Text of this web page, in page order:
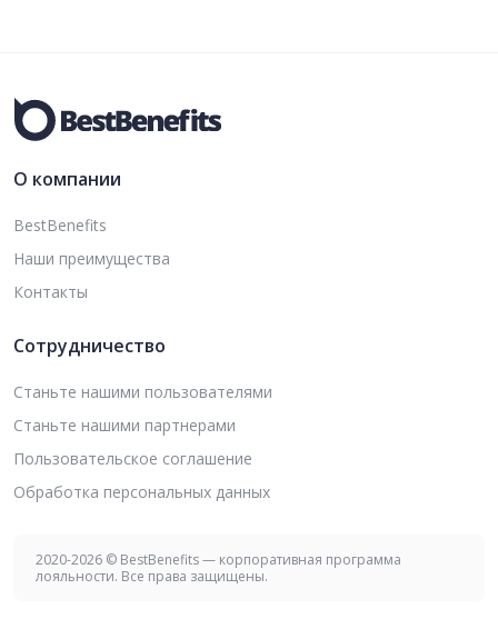
О компании
BestBenefits
Наши преимущества
Контакты
Сотрудничество
Станьте нашими пользователями
Станьте нашими партнерами
Пользовательское соглашение
Обработка персональных данных
2020-2026 © BestBenefits — корпоративная программа
лояльности. Все права защищены.